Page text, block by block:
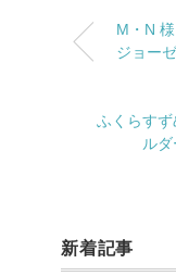
M・N
ジョー
ふくらす
ル
新着記事